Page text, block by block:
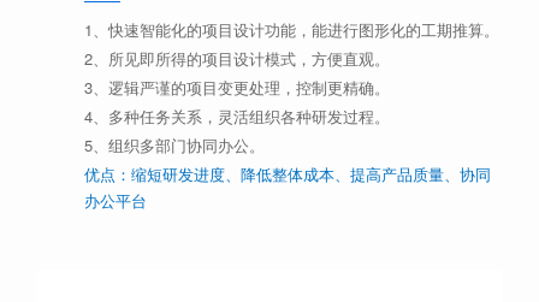
1、快速智能化的项目设计功能，能进行图形化的工期推算。
2、所见即所得的项目设计模式，方便直观。
3、逻辑严谨的项目变更处理，控制更精确。
4、多种任务关系，灵活组织各种研发过程。
5、组织多部门协同办公。
优点：缩短研发进度、降低整体成本、提高产品质量、协同
办公平台